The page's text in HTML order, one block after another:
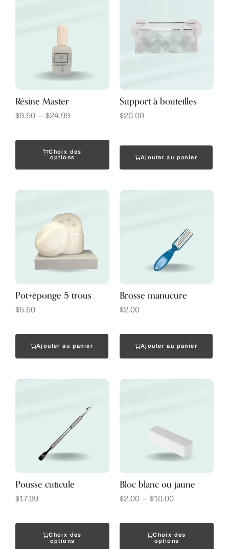
Résine Master
$9.50 – $24.99
Choix des
options
Support à bouteilles
$20.00
Ajouter au panier
Pot+éponge 5 trous
$5.50
Ajouter au panier
Brosse manucure
$2.00
Ajouter au panier
Pousse cuticule
$17.99
Choix des
options
Bloc blanc ou jaune
$2.00 – $10.00
Choix des
options